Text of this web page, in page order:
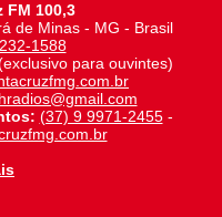
FM 100,3
de Minas - MG - Brasil
1588
para ouvintes)
(37) 9 9971-2455-